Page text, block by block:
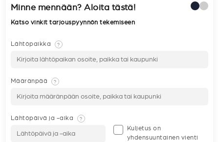
Minne mennään? Aloita tästä!
Katso vinkit tarjouspyynnön tekemiseen
Lähtöpaikka ?
Määränpää ?
Lähtöpäivä ja -aika ?
Kuljetus on
yhdensuuntainen vienti